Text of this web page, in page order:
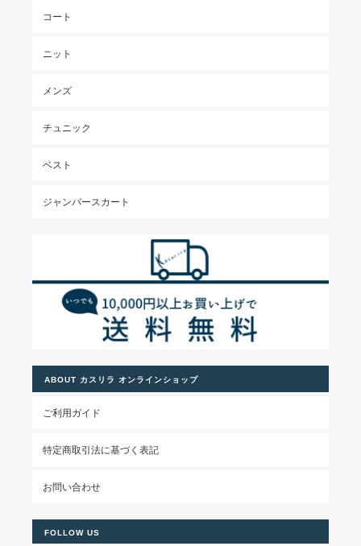
コート
ニット
メンズ
チュニック
ベスト
ジャンパースカート
ABOUT カスリラ オンラインショップ
ご利用ガイド
特定商取引法に基づく表記
お問い合わせ
FOLLOW US